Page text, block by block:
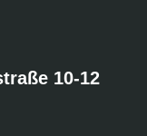
10-12